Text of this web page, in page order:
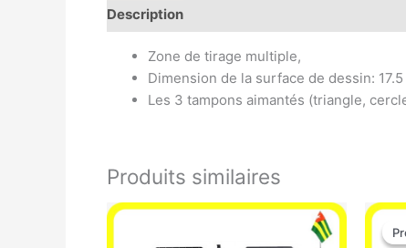
Description
Zone de tirage multiple,
Dimension de la surface de dessin: 17.5
Les 3 tampons aimantés (triangle,
Produits similaires